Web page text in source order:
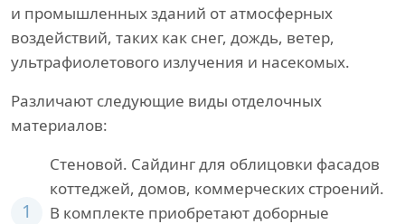
и промышленных зданий от атмосферных
воздействий, таких как снег, дождь, ветер,
ультрафиолетового излучения и насекомых.
Различают следующие виды отделочных
материалов:
1
Стеновой. Сайдинг для облицовки фасадов
коттеджей, домов, коммерческих строений.
В комплекте приобретают доборные